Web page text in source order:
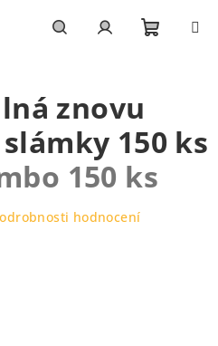
znovu
150 ks
150 ks
hodnocení